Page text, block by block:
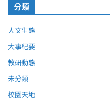
分類
人文生態
大事紀要
教研動態
未分類
校園天地